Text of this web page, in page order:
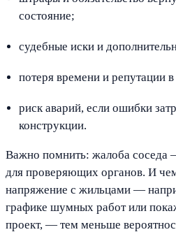
состояние;
судебные иски и
потеря времени и репутации
риск аварий, если ошибки
конструкции.
Важно помнить: жалоба соседа
для проверяющих органов. И
напряжение с жильцами —
графике шумных работ или
проект, — тем меньше